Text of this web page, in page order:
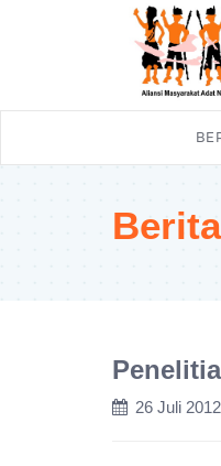
Berita
26 Juli 2012